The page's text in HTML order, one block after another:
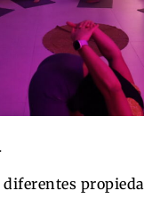
diferentes